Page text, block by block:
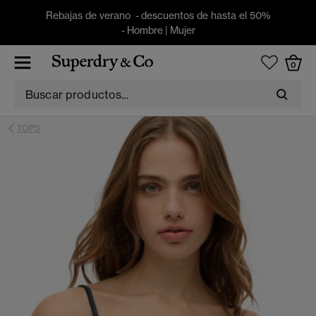
Rebajas de verano - descuentos de hasta el 50%
- Hombre| Mujer
0
TOPS